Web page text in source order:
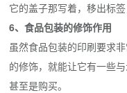
它的盖子那写着，移出标
6、食品包装的修饰作用
虽然食品包装的印刷要求
的修饰，就能让它有一些
甚至是购买。